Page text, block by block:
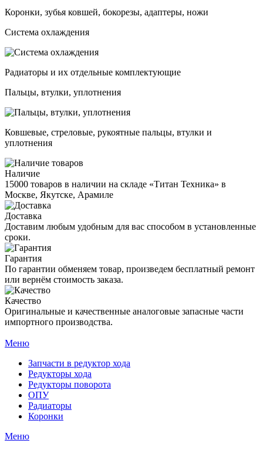
Коронки, зубья ковшей, бокорезы, адаптеры, ножи
Система охлаждения
Радиаторы и их отдельные комплектующие
Пальцы, втулки, уплотнения
Ковшевые, стреловые, рукоятные пальцы, втулки и
уплотнения
Наличие
15000 товаров в наличии на складе «Титан Техника» в
Москве, Якутске, Арамиле
Доставка
Доставим любым удобным для вас способом в установленные
сроки.
Гарантия
По гарантии обменяем товар, произведем бесплатный ремонт
или вернём стоимость заказа.
Качество
Оригинальные и качественные аналоговые запасные части
импортного производства.
Меню
Запчасти в редуктор хода
Редукторы хода
Редукторы поворота
ОПУ
Радиаторы
Коронки
Меню